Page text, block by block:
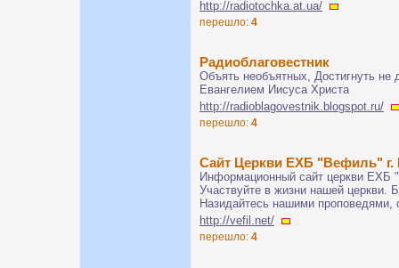
http://radiotochka.at.ua/
перешло: 4
Радиоблаговестник
Объять необъятных, Достигнуть не
Евангелием Иисуса Христа
http://radioblagovestnik.blogspot.ru/
перешло: 4
Сайт Церкви ЕХБ "Вефиль" г.
Информационный сайт церкви ЕХБ
Участвуйте в жизни нашей церкви.
Назидайтесь нашими проповедями,
http://vefil.net/
перешло: 4